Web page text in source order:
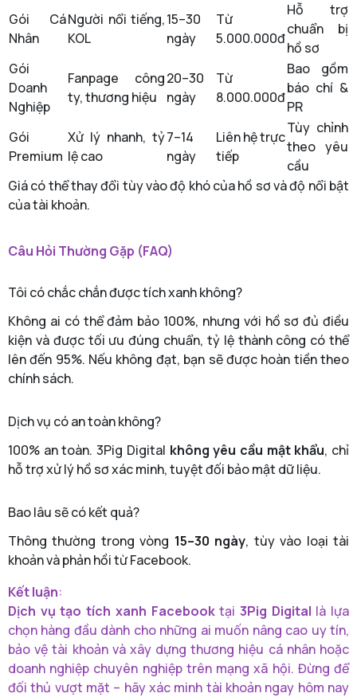
Gói Cá
Nhân
Người nổi tiếng,
KOL
15–30
ngày
Từ
5.000.000đ
Hỗ trợ
chuẩn bị
hồ sơ
Gói
Doanh
Nghiệp
Fanpage công
ty, thương hiệu
20–30
ngày
Từ
8.000.000đ
Bao gồm
báo chí &
PR
Gói
Premium
Xử lý nhanh, tỷ
lệ cao
7–14
ngày
Liên hệ trực
tiếp
Tùy chỉnh
theo yêu
cầu
Giá có thể thay đổi tùy vào độ khó của hồ sơ và độ nổi bật
của tài khoản.
Câu Hỏi Thường Gặp (FAQ)
Tôi có chắc chắn được tích xanh không?
Không ai có thể đảm bảo 100%, nhưng với hồ sơ đủ điều
kiện và được tối ưu đúng chuẩn, tỷ lệ thành công có thể
lên đến 95%. Nếu không đạt, bạn sẽ được hoàn tiền theo
chính sách.
Dịch vụ có an toàn không?
100% an toàn. 3Pig Digital không yêu cầu mật khẩu, chỉ
hỗ trợ xử lý hồ sơ xác minh, tuyệt đối bảo mật dữ liệu.
Bao lâu sẽ có kết quả?
Thông thường trong vòng 15–30 ngày, tùy vào loại tài
khoản và phản hồi từ Facebook.
Kết luận:
Dịch vụ tạo tích xanh Facebooktại 3Pig Digital là lựa
chọn hàng đầu dành cho những ai muốn nâng cao uy tín,
bảo vệ tài khoản và xây dựng thương hiệu cá nhân hoặc
doanh nghiệp chuyên nghiệp trên mạng xã hội. Đừng để
đối thủ vượt mặt – hãy xác minh tài khoản ngay hôm nay